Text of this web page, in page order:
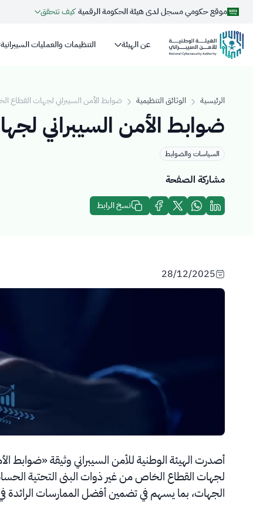
موقع حكومي مسجل لدى هيئة الحكومة الرقمية كيف تتحقق
روابط المواقع الالكترونية الرسمية السعودية تنتهي بـ .gov.sa
مسجل لدى هيئة الحكومة الرقمية برقم:
عن الهيئة التنظيمات والعمليات السيبرانية
الرئيسية الوثائق التنظيمية ضوابط الأمن السيبراني لجهات القطاع
ضوابط الأمن السيبراني
السياسات والضوابط
مشاركة الصفحة
نسخ الرابط
28/12/2025
أصدرت الهيئة الوطنية للأمن السيبراني وثيقة
لجهات القطاع الخاص من غير ذوات البنى التحتية
الجهات، بما يسهم في تضمين أفضل الممارسات الرائدة